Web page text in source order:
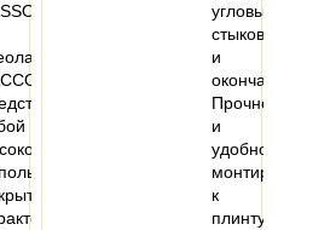
угловых
стыков
и
окончаний.
Прочно
и
удобно
монтируются
к
плинтусу